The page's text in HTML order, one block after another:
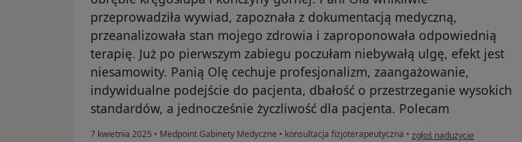
przeprowadziła wywiad, zapoznała z dokumentacją medyczną,
przeanalizowała stan mojego zdrowia i zaproponowała odpowiednią
terapię. Już po pierwszym zabiegu poczułam niebywałą ulgę, efekt jest
niesamowity. Panią Olę cechuje profesjonalizm, zaangażowanie,
indywidualne podejście do pacjenta, dbałość o przestrzeganie wysokich
standardów, a jednocześnie życzliwość dla pacjenta. Polecam
7 kwietnia 2025 • Medpoint Gabinety Medyczne • konsultacja fizjoterapeutyczna • w opinii użytkownika Androna
zgłoś nadużycie